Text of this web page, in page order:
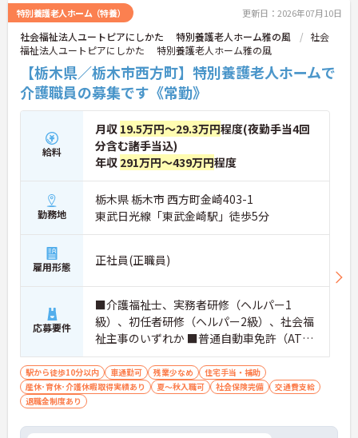
通勤手当の実費支給（上限なし）など福利厚生も充
実しています。病院勤務ならではの専門性を高めな
がら、安定した環境で長く働きたい方にぴったりの
求人です。
特別養護老人ホーム（特養） 更新日：2026年07月10日
社会福祉法人ユートピアにしかた 特別養護老人ホーム雅の風
社会
福祉法人ユートピアにしかた 特別養護老人ホーム雅の風
【栃木県／栃木市西方町】特別養護老人ホームで
介護職員の募集です《常勤》
給料
月収 19.5万円～29.3万円程度(夜勤手当4回
分含む諸手当込)
年収 291万円～439万円程度
勤務地
栃木県 栃木市 西方町金崎403-1
東武日光線「東武金崎駅」徒歩5分
雇用形態 正社員(正職員)
応募要件
■介護福祉士、実務者研修（ヘルパー1
級）、初任者研修（ヘルパー2級）、社会福
祉主事のいずれか ■普通自動車免許（AT限
定可）
駅から徒歩10分以内 車通勤可 残業少なめ
住宅手当・補助
産休･育休･介護休暇取得実績あり
夏～秋入職可 社会保険完備
交通費支給
退職金制度あり